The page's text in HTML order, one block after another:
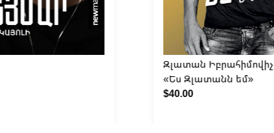
Զլատան Իբրահիմովիչ
«Ես Զլատանն եմ»
$40.00